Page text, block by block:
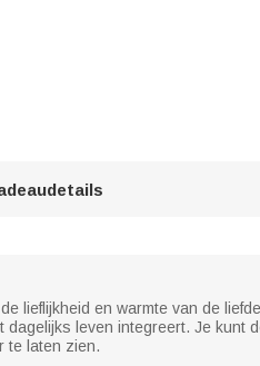
lieflijkheid en warmte van de
leven integreert. Je kunt
te laten zien.